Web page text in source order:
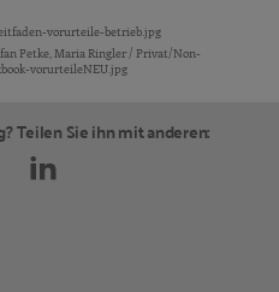
Hinweise
vorurteile-betrieb.jpg
Petke, Maria Ringler / Privat/Non-
vorurteileNEU.jpg
Teilen Sie ihn mit anderen: